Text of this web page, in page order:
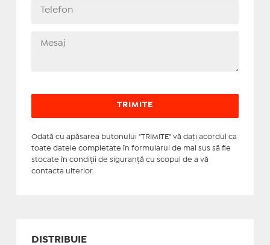
Odată cu apăsarea butonului "TRIMITE" vă daţi acordul ca
toate datele completate în formularul de mai sus să fie
stocate în condiţii de siguranţă cu scopul de a vă
contacta ulterior.
DISTRIBUIE